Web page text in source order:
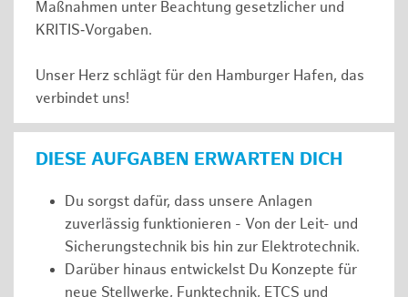
Maßnahmen unter Beachtung gesetzlicher und
KRITIS‑Vorgaben.
Unser Herz schlägt für den Hamburger Hafen, das
verbindet uns!
DIESE AUFGABEN ERWARTEN DICH
Du sorgst dafür, dass unsere Anlagen
zuverlässig funktionieren - Von der Leit- und
Sicherungstechnik bis hin zur Elektrotechnik.
Darüber hinaus entwickelst Du Konzepte für
neue Stellwerke, Funktechnik, ETCS und